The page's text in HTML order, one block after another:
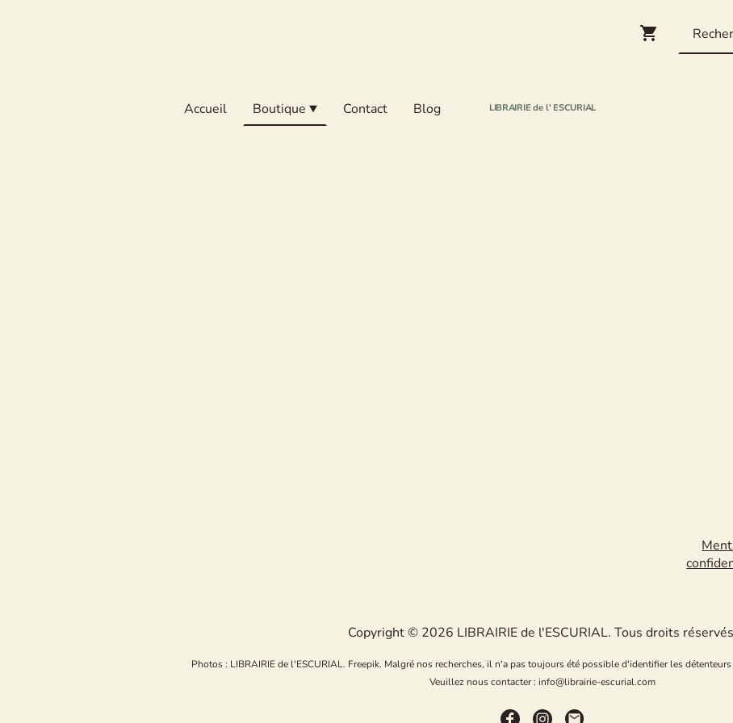
Accueil Boutique Contact Blog LIBRAIRIE de l' ESCURIAL
Copyright © 2026 LIBRAIRIE de l'ESCURIAL. Tous droits
Photos : LIBRAIRIE de l'ESCURIAL. Freepik. Malgré nos recherches, il n'a pas toujours été possible d'identifier les
Veuillez nous contacter : info@librairie-escurial.com